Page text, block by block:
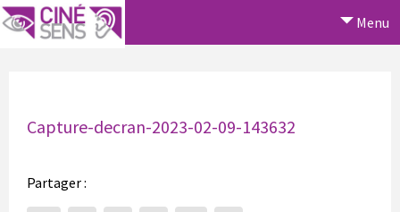
Menu
Capture-decran-2023-02-09-143632
Partager :